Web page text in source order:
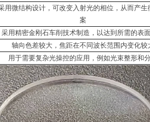
用微结构设计，可改变入射光的相位，从而产生
案
采用精密金刚石车削技术制造，以达到所需的表
轴向色差较大，焦距在不同波长范围内变化较
用于需要复杂光操控的应用，例如光束整形和